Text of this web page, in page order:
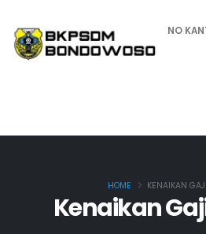
NO
Kenaikan
HOME KENAIKAN